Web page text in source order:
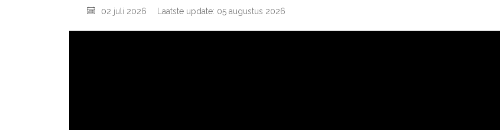
02 juli 2026 Laatste update: 05 augustus 2026